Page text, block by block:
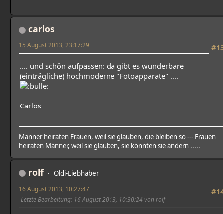
carlos
15 August 2013, 23:17:29
.... und schön aufpassen: da gibt es wunderbare
(einträgliche) hochmoderne "Fotoapparate" ....
Carlos
Männer heiraten Frauen, weil sie glauben, die bleiben so --- Frauen
heiraten Männer, weil sie glauben, sie könnten sie ändern .....
rolf Oldi-Liebhaber
16 August 2013, 10:27:47
Letzte Bearbeitung: 16 August 2013, 10:30:24 von rolf